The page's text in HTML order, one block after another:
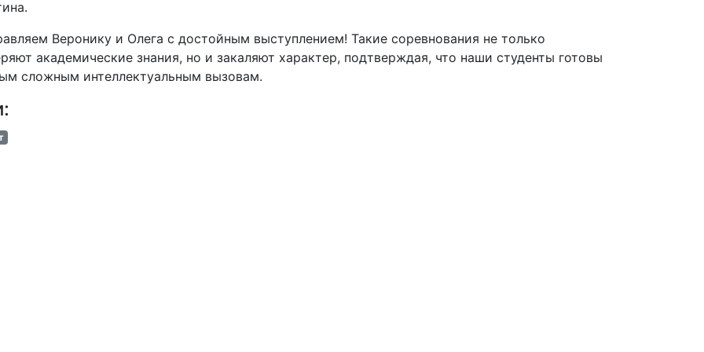
Веронику и Олега с достойным выступлением! Такие соревнования не только
академические знания, но и закаляют характер, подтверждая, что наши студенты готовы
сложным интеллектуальным вызовам.